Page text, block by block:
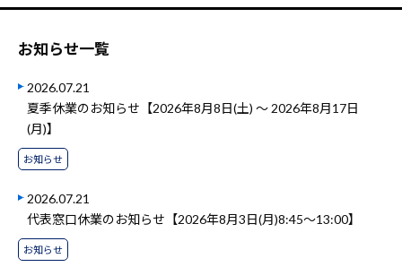
お知らせ一覧
2026.07.21
夏季休業のお知らせ【2026年8月8日(土) ～ 2026年8月17日
(月)】
お知らせ
2026.07.21
代表窓口休業のお知らせ【2026年8月3日(月)8:45～13:00】
お知らせ